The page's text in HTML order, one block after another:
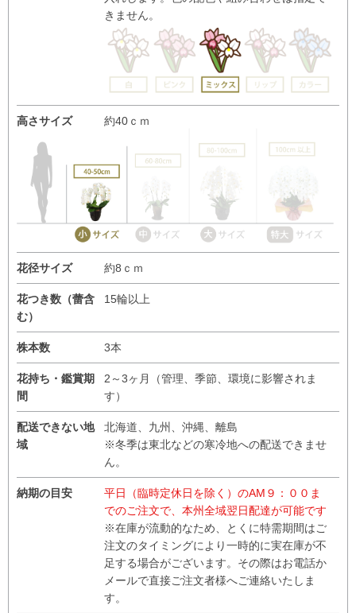
きません。
高さサイズ 約40ｃｍ
花径サイズ 約8ｃｍ
花つき数（蕾含
む）
15輪以上
株本数 3本
花持ち・鑑賞期
間
2～3ヶ月（管理、季節、環境に影響されま
す）
配送できない地
域
北海道、九州、沖縄、離島
※冬季は東北などの寒冷地への配送できませ
ん。
納期の目安
平日（臨時定休日を除く）のAM９：００ま
でのご注文で、本州全域翌日配達が可能です
※在庫が流動的なため、とくに特需期間はご
注文のタイミングにより一時的に実在庫が不
足する場合がございます。その際はお電話か
メールで直接ご注文者様へご連絡いたしま
す。